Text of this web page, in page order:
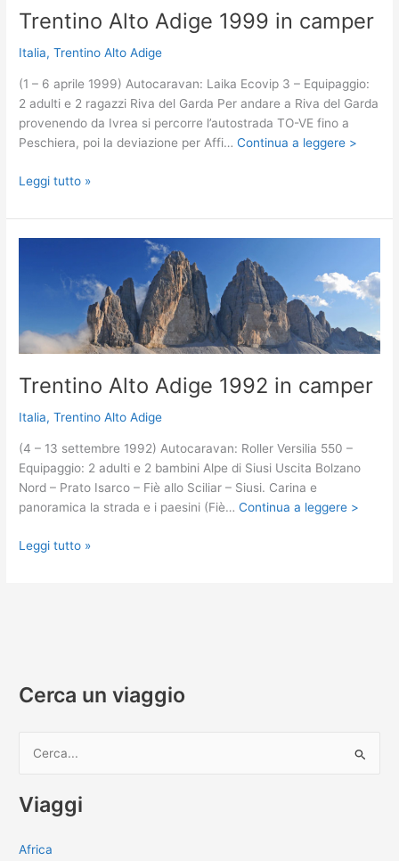
Trentino Alto Adige 1999 in camper
Italia,Trentino Alto Adige
(1 – 6 aprile 1999) Autocaravan: Laika Ecovip 3 – Equipaggio:
2 adulti e 2 ragazzi Riva del Garda Per andare a Riva del Garda
provenendo da Ivrea si percorre l’autostrada TO-VE fino a
Peschiera, poi la deviazione per Affi…Continua a leggere >
Trentino
Adige
1999
camper
Leggi tutto »
Trentino Alto Adige 1992 in camper
Italia,Trentino Alto Adige
(4 – 13 settembre 1992) Autocaravan: Roller Versilia 550 –
Equipaggio: 2 adulti e 2 bambini Alpe di Siusi Uscita Bolzano
Nord – Prato Isarco – Fiè allo Sciliar – Siusi. Carina e
panoramica la strada e i paesini (Fiè…Continua a leggere >
Trentino
Leggi tutto »
Cerca un viaggio
c
Viaggi
Africa